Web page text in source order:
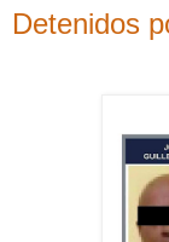
Detenidos